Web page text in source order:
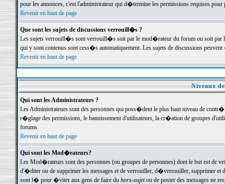
pour les annonces, c'est l'administrateur qui d�termine les permissions requises pour
Revenir en haut de page
Que sont les sujets de discussions verrouill�s ?
Les sujets verrouill�s sont verrouill�s soit par le mod�rateur du forum ou soit par
qui y sont contenus sont cess�s automatiquement. Les sujets de discussions
Revenir en haut de page
Niveaux
Qui sont les Administrateurs ?
Les Administrateurs sont des personnes qui poss�dent le plus haut niveau de
r�glage des permissions, le bannissement d'utilisateurs, la cr�ation de groupes
forums.
Revenir en haut de page
Qui sont les Mod�rateurs?
Les Mod�rateurs sont des personnes (ou groupes de personnes) dont le but est de
d'�diter ou de supprimer les messages et de verrouiller, d�verrouiller, supprimer
sont l� pour �viter aux gens de faire du hors-sujetou de poster des messages ne